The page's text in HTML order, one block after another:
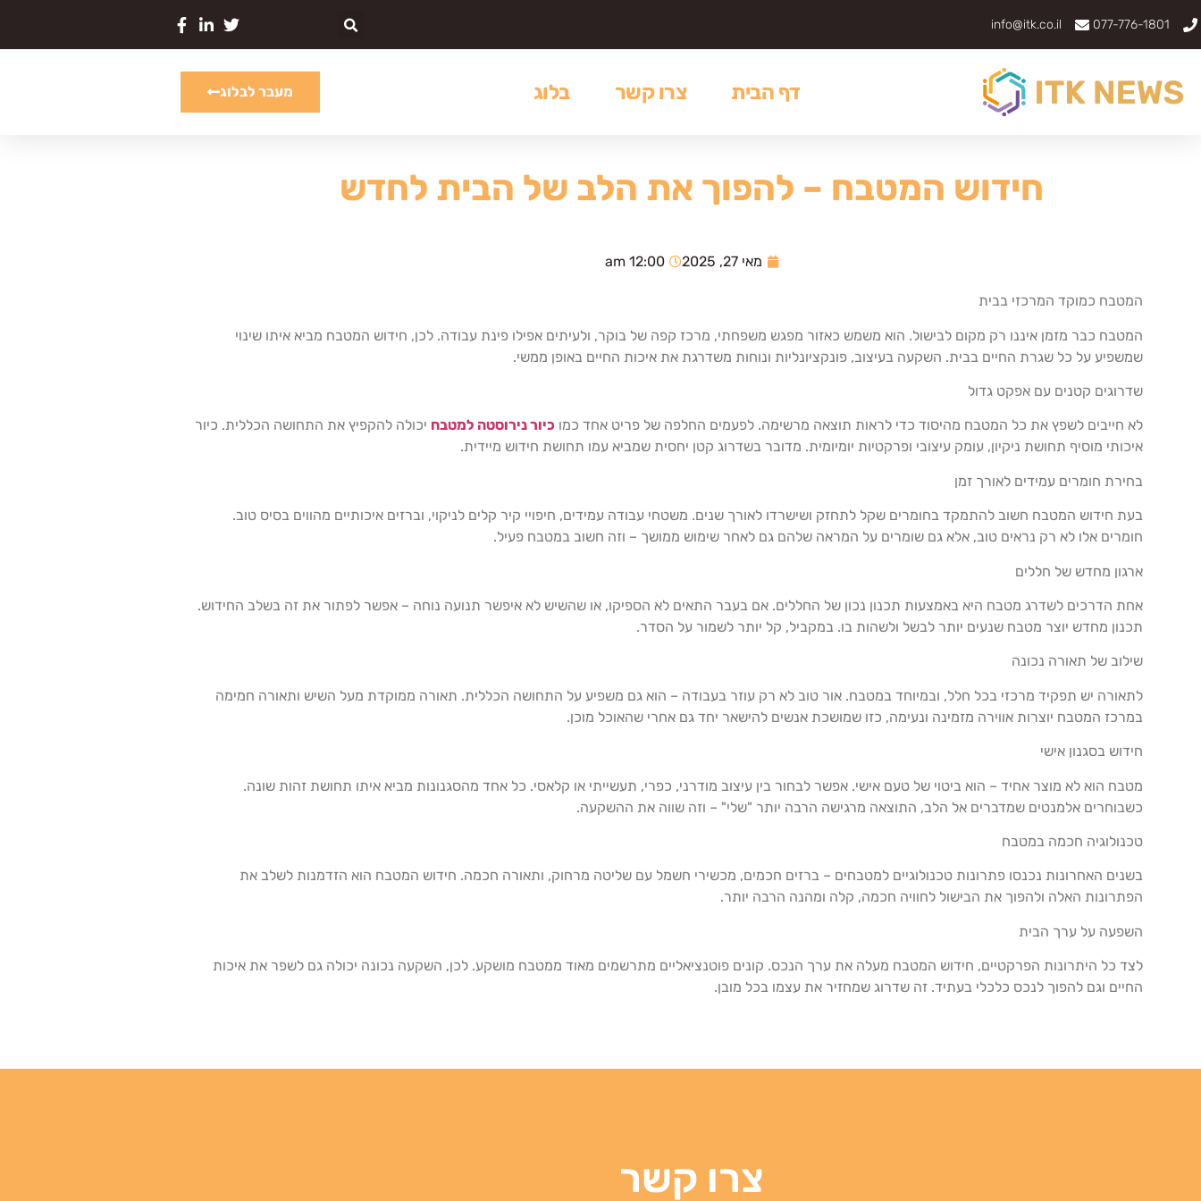
077-776-1801
info@itk.co.il
דף הבית צרו קשר בלוג מעבר לבלוג
חידוש המטבח – להפוך את הלב של הבית לחדש
מאי 27, 2025 12:00 am
המטבח כמוקד המרכזי בבית
המטבח כבר מזמן איננו רק מקום לבישול. הוא משמש כאזור מפגש משפחתי, מרכז קפה של בוקר, ולעיתים אפילו פינת עבודה. לכן, חידוש המטבח מביא איתו שינוי
שמשפיע על כל שגרת החיים בבית. השקעה בעיצוב, פונקציונליות ונוחות משדרגת את איכות החיים באופן ממשי.
שדרוגים קטנים עם אפקט גדול
לא חייבים לשפץ את כל המטבח מהיסוד כדי לראות תוצאה מרשימה. לפעמים החלפה של פריט אחד כמו כיור נירוסטה למטבח יכולה להקפיץ את התחושה הכללית. כיור
איכותי מוסיף תחושת ניקיון, עומק עיצובי ופרקטיות יומיומית. מדובר בשדרוג קטן יחסית שמביא עמו תחושת חידוש מיידית.
בחירת חומרים עמידים לאורך זמן
בעת חידוש המטבח חשוב להתמקד בחומרים שקל לתחזק ושישרדו לאורך שנים. משטחי עבודה עמידים, חיפויי קיר קלים לניקוי, וברזים איכותיים מהווים בסיס טוב.
חומרים אלו לא רק נראים טוב, אלא גם שומרים על המראה שלהם גם לאחר שימוש ממושך – וזה חשוב במטבח פעיל.
ארגון מחדש של חללים
אחת הדרכים לשדרג מטבח היא באמצעות תכנון נכון של החללים. אם בעבר התאים לא הספיקו, או שהשיש לא איפשר תנועה נוחה – אפשר לפתור את זה בשלב החידוש.
תכנון מחדש יוצר מטבח שנעים יותר לבשל ולשהות בו. במקביל, קל יותר לשמור על הסדר.
שילוב של תאורה נכונה
לתאורה יש תפקיד מרכזי בכל חלל, ובמיוחד במטבח. אור טוב לא רק עוזר בעבודה – הוא גם משפיע על התחושה הכללית. תאורה ממוקדת מעל השיש ותאורה חמימה
במרכז המטבח יוצרות אווירה מזמינה ונעימה, כזו שמושכת אנשים להישאר יחד גם אחרי שהאוכל מוכן.
חידוש בסגנון אישי
מטבח הוא לא מוצר אחיד – הוא ביטוי של טעם אישי. אפשר לבחור בין עיצוב מודרני, כפרי, תעשייתי או קלאסי. כל אחד מהסגנונות מביא איתו תחושת זהות שונה.
כשבוחרים אלמנטים שמדברים אל הלב, התוצאה מרגישה הרבה יותר "שלי" – וזה שווה את ההשקעה.
טכנולוגיה חכמה במטבח
בשנים האחרונות נכנסו פתרונות טכנולוגיים למטבחים – ברזים חכמים, מכשירי חשמל עם שליטה מרחוק, ותאורה חכמה. חידוש המטבח הוא הזדמנות לשלב את
הפתרונות האלה ולהפוך את הבישול לחוויה חכמה, קלה ומהנה הרבה יותר.
השפעה על ערך הבית
לצד כל היתרונות הפרקטיים, חידוש המטבח מעלה את ערך הנכס. קונים פוטנציאליים מתרשמים מאוד ממטבח מושקע. לכן, השקעה נכונה יכולה גם לשפר את איכות
החיים וגם להפוך לנכס כלכלי בעתיד. זה שדרוג שמחזיר את עצמו בכל מובן.
צרו קשר